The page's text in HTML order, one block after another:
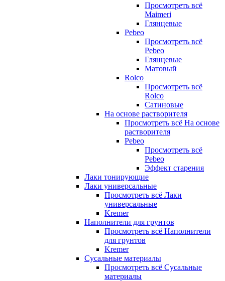
Просмотреть всё
Maimeri
Глянцевые
Pebeo
Просмотреть всё
Pebeo
Глянцевые
Матовый
Rolco
Просмотреть всё
Rolco
Сатиновые
На основе растворителя
Просмотреть всё На основе
растворителя
Pebeo
Просмотреть всё
Pebeo
Эффект старения
Лаки тонирующие
Лаки универсальные
Просмотреть всё Лаки
универсальные
Kremer
Наполнители для грунтов
Просмотреть всё Наполнители
для грунтов
Kremer
Сусальные материалы
Просмотреть всё Сусальные
материалы